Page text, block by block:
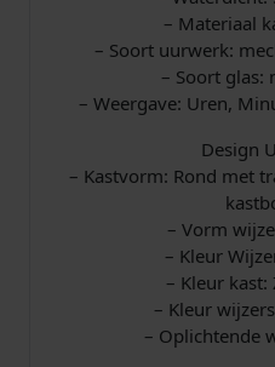
– Materiaal
– Soort uurwerk:
– Soort glas:
– Weergave: Uren,
Design
– Kastvorm: Rond met
– Vorm
– Kleur
– Kleur
– Kleur
– Oplichtende